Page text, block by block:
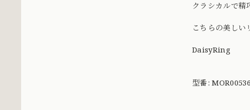
クラシカルで精
こちらの美し
DaisyRing
型番: MOR00536